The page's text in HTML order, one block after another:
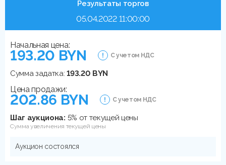
Результаты торгов
05.04.2022 11:00:00
Начальная цена:
193.20 BYN С учетом НДС
Сумма задатка:193.20 BYN
Цена продажи:
202.86 BYN С учетом НДС
Шаг аукциона: 5% от текущей цены
Сумма увеличения текущей цены
Аукцион состоялся